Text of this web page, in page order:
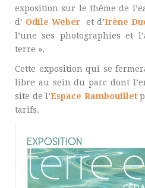
exposition sur le thème de
d’ Odile Weber et d’Irène
l’une ses photographies et
terre ».
Cette exposition qui se
libre au sein du parc dont
site de l’Espace Rambouillet
tarifs.